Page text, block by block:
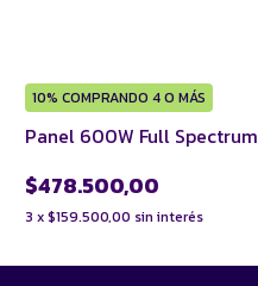
Panel 600W Full Spectrum
$478.500,00
3 x$159.500,00 sin interés
10% COMPRANDO 4 O MÁS